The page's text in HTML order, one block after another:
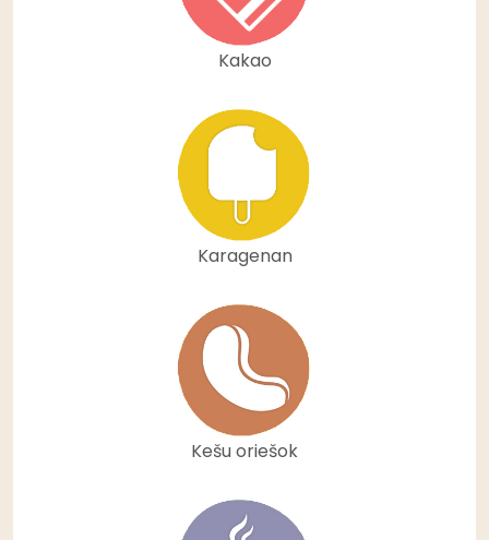
Kakao
Karagenan
Kešu oriešok